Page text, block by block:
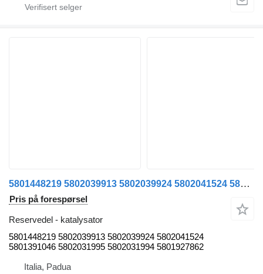
5801448219 5802039913 5802039924 5802041524 5801391046 5802031995 5802031994 5801927862 katalysator for IVECO S-Way / T-Way / X-Way / Stralis / Trakker trekkvogn
Pris på forespørsel
Reservedel - katalysator
5801448219 5802039913 5802039924 5802041524
5801391046 5802031995 5802031994 5801927862
Italia, Padua